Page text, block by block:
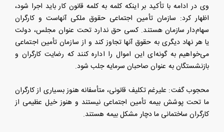
وی در ادامه با تأکید بر اینکه کلمه به کلمه قانون کار باید اجرا شود،
اظهار کرد: سازمان تأمین اجتماعی حقوق ملکی آنهاست و کارگران
سهام‌دار سازمان هستند. کسی حق ندارد تحت عنوان مجلس، دولت
یا هر نهاد دیگری به حقوق آنها تجاوز کند و از سازمان تأمین اجتماعی
می‌خواهیم به گونه‌ای این اموال را اداره کنند که رضایت کارگران و
بازنشستگان به عنوان صاحبان سرمایه جلب شود.
محجوب گفت: علیرغم تکلیف قانونی، متأسفانه هنوز بسیاری از کارگران
ما تحت پوشش بیمه تأمین اجتماعی نیستند و هنوز خیل عظیمی از
کارگران ساختمانی ما دچار مشکل بیمه هستند.